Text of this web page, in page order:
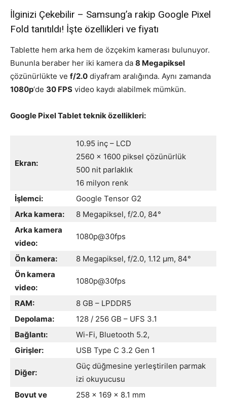
İlginizi Çekebilir – Samsung’a rakip Google Pixel
Fold tanıtıldı! İşte özellikleri ve fiyatı
Tablette hem arka hem de özçekim kamerası bulunuyor.
Bununla beraber her iki kamera da 8 Megapiksel
çözünürlükte ve f/2.0 diyafram aralığında. Aynı zamanda
1080p‘de 30 FPS video kaydı alabilmek mümkün.
Google Pixel Tablet teknik özellikleri:
Ekran:
10.95 inç – LCD
2560 x 1600 piksel çözünürlük
500 nit parlaklık
16 milyon renk
İşlemci:
Google Tensor G2
Arka kamera:
8 Megapiksel, f/2.0, 84°
Arka kamera
video:
1080p@30fps
Ön kamera:
8 Megapiksel, f/2.0, 1.12 μm, 84°
Ön kamera
video:
1080p@30fps
RAM:
8 GB – LPDDR5
Depolama:
128 / 256 GB – UFS 3.1
Bağlantı:
Wi-Fi, Bluetooth 5.2,
Girişler:
USB Type C 3.2 Gen 1
Diğer:
Güç düğmesine yerleştirilen parmak
izi okuyucusu
Boyut ve
258 x 169 x 8.1 mm